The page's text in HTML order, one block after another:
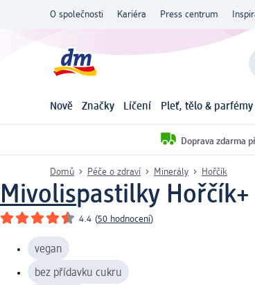
O společnosti Kariéra Press centrum
Nově Značky Líčení Pleť, tělo & parfémy
Doprava zdarma
Domů Péče o zdraví Minerály Hořčík
Mivolispastilky Hořčík+
4.4 (50 hodnocení)
vegan
bez přídavku cukru